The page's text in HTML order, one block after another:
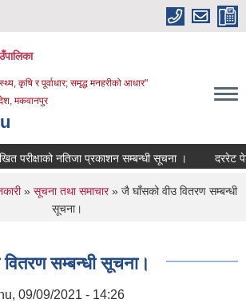
कृषि र पूर्वाधार; समृद्ध मनहरीको आधार"
मकवानपुर
नतिजा प्रकाशन सम्बन्धी सूचना । दररेट पेश
» सूचना तथा समाचार» जै घाँसको वीउ वितरण सम्बन्धी
सूचना।
सम्बन्धी सूचना।
09/09/2021 - 14:26